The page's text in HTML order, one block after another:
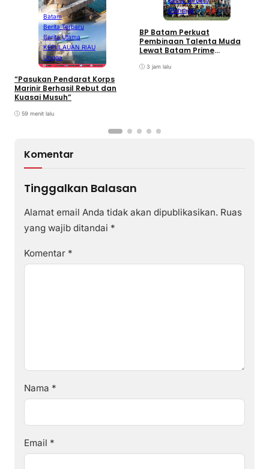
Batam
Berita Terbaru
Berita Utama
KEPULAUAN RIAU
Lingga
“Pasukan Pendarat Korps
Marinir Berhasil Rebut dan
Kuasai Musuh”
59 menit lalu
Olahraga
BP Batam Perkuat
Pembinaan Talenta Muda
Lewat Batam Prime
Football sebagai Festival
3 jam lalu
Komentar
Tinggalkan Balasan
Alamat email Anda tidak akan dipublikasikan. Ruas
yang wajib ditandai *
Komentar *
Nama *
Email *